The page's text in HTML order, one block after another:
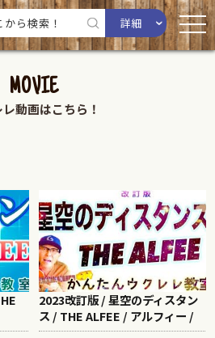
詳細
MOVIE
動画はこちら！
2023改訂版 / 星空のディスタン
ス / THE ALFEE / アルフィー /